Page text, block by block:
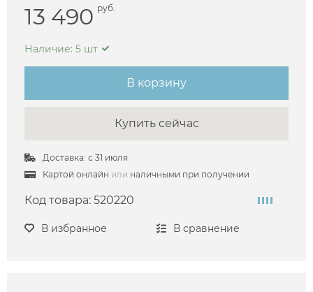
13 490 руб.
Наличие: 5 шт
В корзину
Купить сейчас
Доставка: с 31 июля
Картой онлайн или наличными при получении
Код товара: 520220
В избранное В сравнение